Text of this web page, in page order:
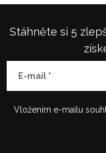
Stáhněte si 5
E-mail
Vložením e-mailu